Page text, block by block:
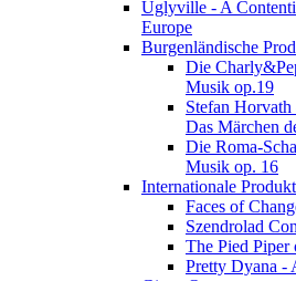
Uglyville - A
Europe
Burgenländische
Die
Musik op.19
Stefan
Das Märchen
Die Roma-
Musik op. 16
Internationale
Faces of
Szendrolad
The Pied
Pretty Dyana -